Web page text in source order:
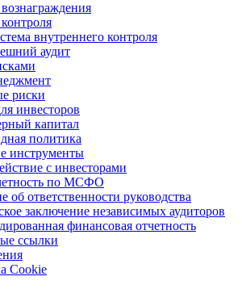
внутреннего контроля
аудит
риски
инвесторов
капитал
политика
инструменты
с инвеcторами
по МСФО
об ответственности руководства
заключение независимых аудиторов
финансовая отчетность
ссылки
Cookie